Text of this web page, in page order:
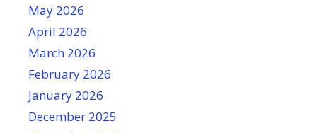
May 2026
April 2026
March 2026
February 2026
January 2026
December 2025